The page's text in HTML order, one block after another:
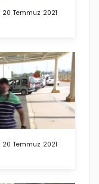
20 Temmuz 2021
20 Temmuz 2021